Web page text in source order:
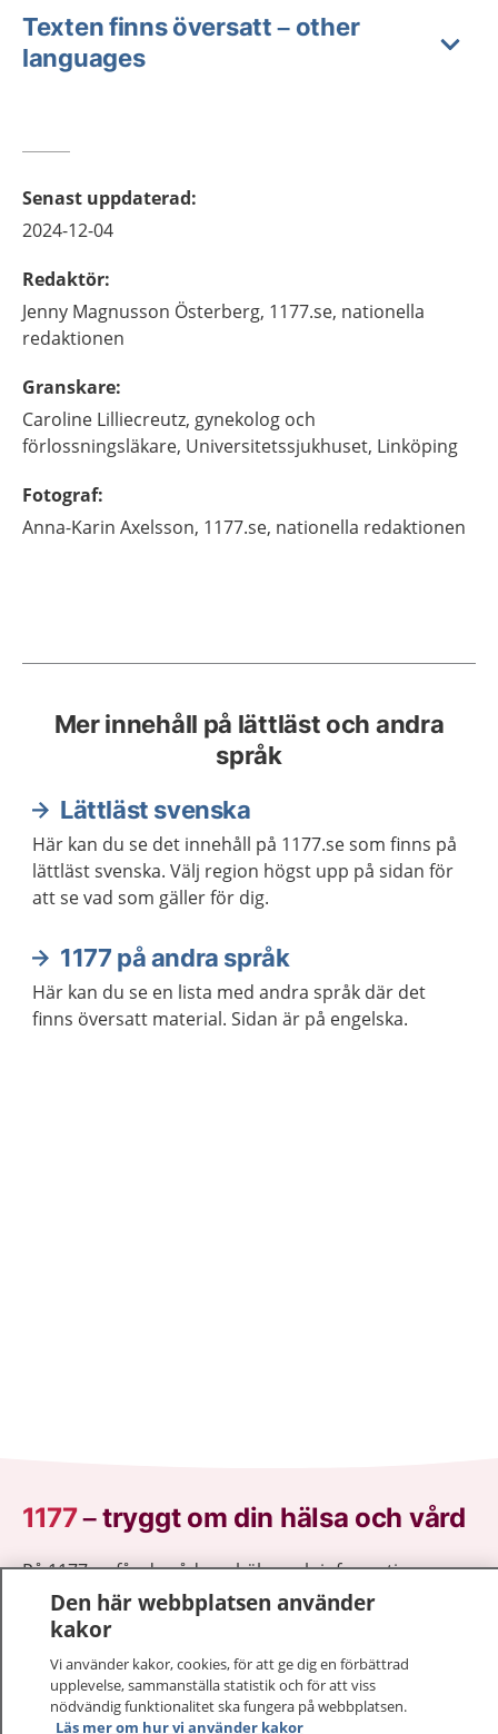
Texten finns översatt – other
languages
Senast uppdaterad:
2024-12-04
Redaktör:
Jenny Magnusson Österberg, 1177.se, nationella
redaktionen
Granskare:
Caroline Lilliecreutz, gynekolog och
förlossningsläkare, Universitetssjukhuset, Linköping
Fotograf:
Anna-Karin Axelsson, 1177.se, nationella redaktionen
Mer innehåll på lättläst och andra
språk
Lättläst svenska
Här kan du se det innehåll på 1177.se som finns på
lättläst svenska. Välj region högst upp på sidan för
att se vad som gäller för dig.
1177 på andra språk
Här kan du se en lista med andra språk där det
finns översatt material. Sidan är på engelska.
1177–tryggt om din hälsa och vård
På 1177.se får du råd om hälsa och information om
sjukdomar och vilka mottagningar du kan kontakta.
Logga in för att läsa din journal och göra dina
sjukvårdsrådgivning dygnet runt.
1177 ger dig råd när du vill må bättre.
Den här webbplatsen använder
kakor
Vi använder kakor, cookies, för att ge dig en förbättrad
upplevelse, sammanställa statistik och för att viss
nödvändig funktionalitet ska fungera på webbplatsen.
Läs mer om hur vi använder kakor